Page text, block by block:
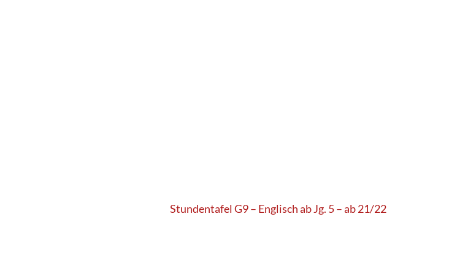
Stundentafel G9 – Englisch ab Jg. 5 – ab 21/22